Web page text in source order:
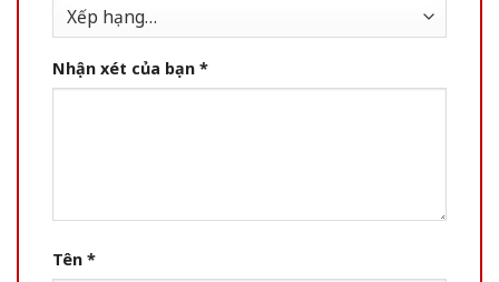
Nhận xét của bạn *
Tên *